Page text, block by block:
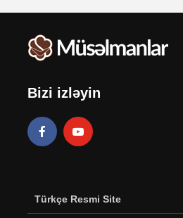
Bizi izləyin
Türkçe Resmi Site